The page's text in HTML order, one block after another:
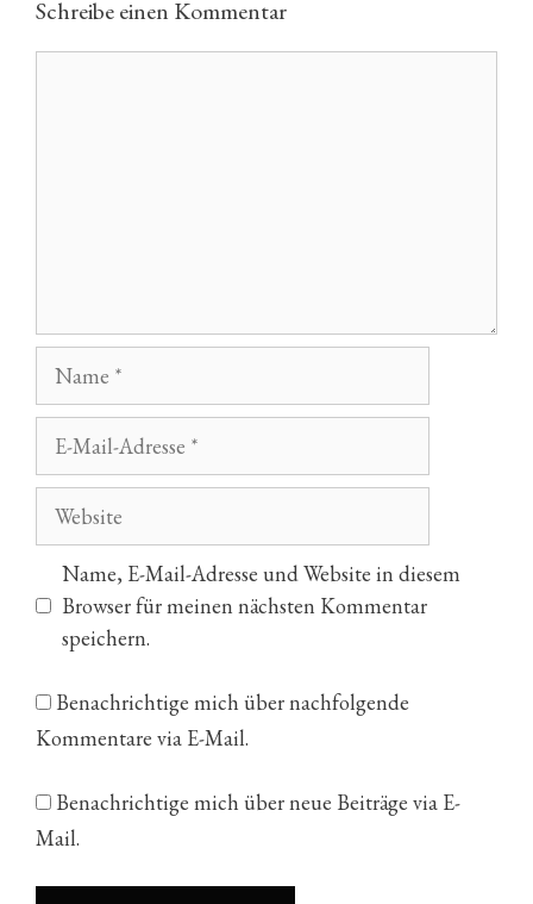
Schreibe einen Kommentar
Name
Adresse
Website
Name, E-Mail-Adresse und Website in diesem
Browser für meinen nächsten Kommentar
speichern.
Benachrichtige mich über nachfolgende
Kommentare via E-Mail.
Benachrichtige mich über neue Beiträge via E-
Mail.